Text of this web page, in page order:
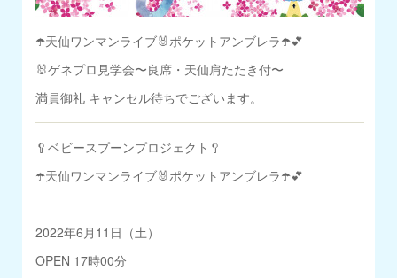
☂️天仙ワンマンライブ🐰ポケットアンブレラ☂️💕
🐰ゲネプロ見学会〜良席・天仙肩たたき付〜
満員御礼 キャンセル待ちでございます。
🥄ベビースプーンプロジェクト🥄
☂️天仙ワンマンライブ🐰ポケットアンブレラ☂️💕
2022年6月11日（土）
OPEN 17時00分